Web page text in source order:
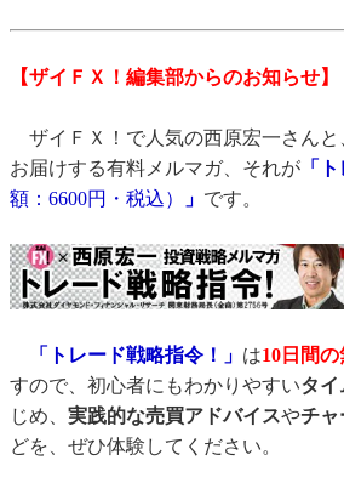
【ザイＦＸ！編集部からのお知らせ】
ザイＦＸ！で人気の西原宏一さんと
お届けする有料メルマガ、それが 「
額：6600円・税込）
」 です。
「トレード戦略指令！」 は10日間
すので、初心者にもわかりやすいタイ
じめ、 実践的な売買アドバイスやチャ
どを、ぜひ体験してください。